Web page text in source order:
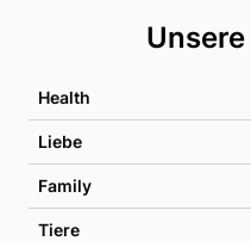
Health
Liebe
Family
Tiere